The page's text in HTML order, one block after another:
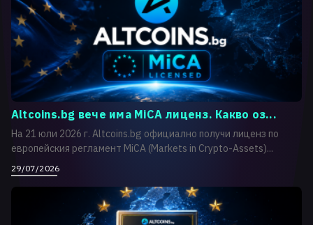
Altcoins.bg вече има MiCA лиценз. Какво оз...
На 21 юли 2026 г. Altcoins.bg официално получи лиценз по
европейския регламент MiCA (Markets in Crypto-Assets)...
29/07/2026